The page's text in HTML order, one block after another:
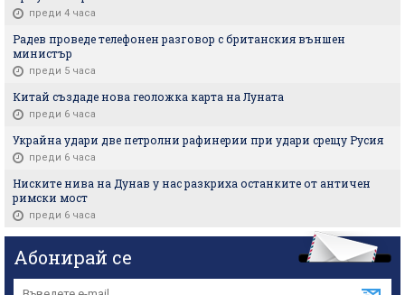
преди 4 часа
Радев проведе телефонен разговор с британския външен
министър
преди 5 часа
Китай създаде нова геоложка карта на Луната
преди 6 часа
Украйна удари две петролни рафинерии при удари срещу Русия
преди 6 часа
Ниските нива на Дунав у нас разкриха останките от античен
римски мост
преди 6 часа
Абонирай се